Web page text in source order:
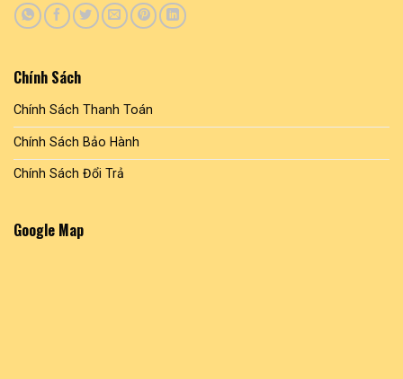
Chính Sách
Chính Sách Thanh Toán
Chính Sách Bảo Hành
Chính Sách Đổi Trả
Google Map